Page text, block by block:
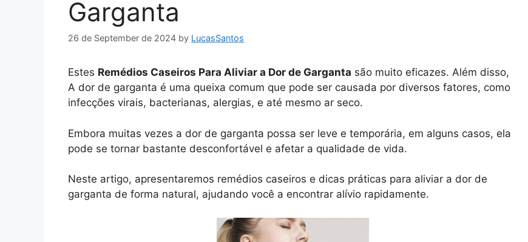
Garganta
26 de September de 2024 by LucasSantos
Estes Remédios Caseiros Para Aliviar a Dor de Garganta são muito eficazes. Além disso,
A dor de garganta é uma queixa comum que pode ser causada por diversos fatores, como
infecções virais, bacterianas, alergias, e até mesmo ar seco.
Embora muitas vezes a dor de garganta possa ser leve e temporária, em alguns casos, ela
pode se tornar bastante desconfortável e afetar a qualidade de vida.
Neste artigo, apresentaremos remédios caseiros e dicas práticas para aliviar a dor de
garganta de forma natural, ajudando você a encontrar alívio rapidamente.